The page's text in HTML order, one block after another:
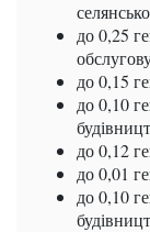
до 0,25
до 0,15
до 0,10
до 0,12
до 0,01
до 0,10